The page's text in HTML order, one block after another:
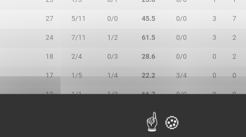
27 5/11 0/0 45.5 0/0 3 7
24 7/11 1/2 61.5 0/0 3 2
18 2/4 0/3 28.6 0/0 0 2
17 1/5 1/4 22.2 3/4 0 0
12 1/1 1/2 66.7 0/0 0 0